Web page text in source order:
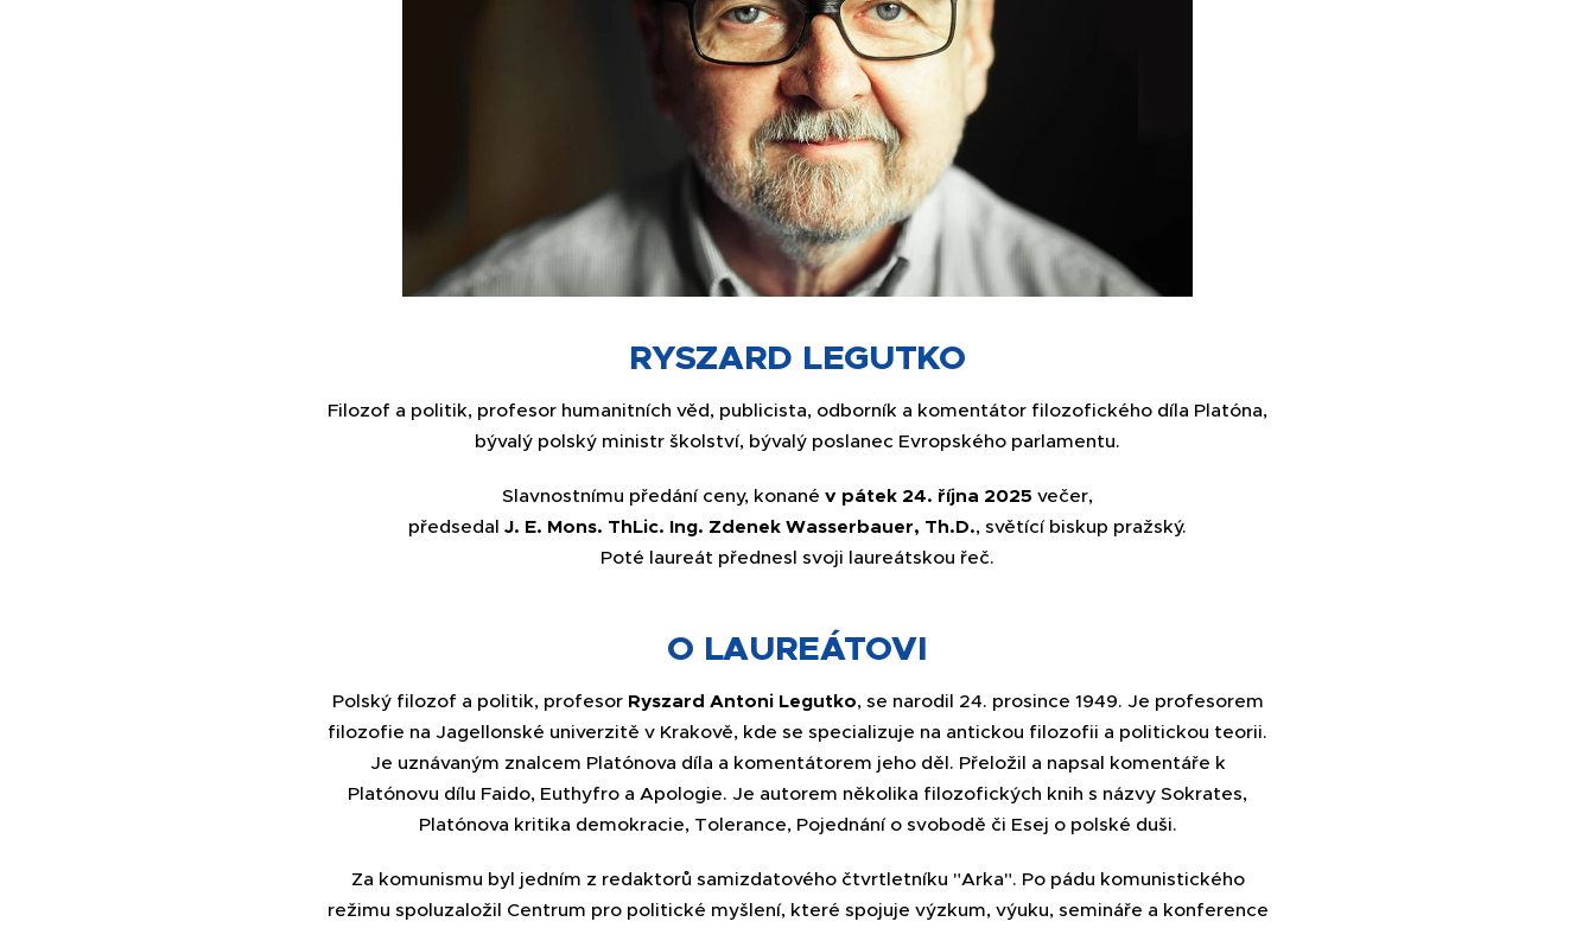
RYSZARD LEGUTKO
Filozof a politik, profesor humanitních věd, publicista, odborník a komentátor filozofického díla Platóna,
bývalý polský ministr školství, bývalý poslanec Evropského parlamentu.
Slavnostnímu předání ceny, konané v pátek 24. října 2025 večer,
předsedal J. E. Mons. ThLic. Ing. Zdenek Wasserbauer, Th.D., světící biskup pražský.
Poté laureát přednesl svoji laureátskou řeč.
O LAUREÁTOVI
Polský filozof a politik, profesor Ryszard Antoni Legutko, se narodil 24. prosince 1949. Je profesorem
filozofie na Jagellonské univerzitě v Krakově, kde se specializuje na antickou filozofii a politickou teorii.
Je uznávaným znalcem Platónova díla a komentátorem jeho děl. Přeložil a napsal komentáře k
Platónovu dílu Faido, Euthyfro a Apologie. Je autorem několika filozofických knih s názvy Sokrates,
Platónova kritika demokracie, Tolerance, Pojednání o svobodě či Esej o polské duši.
Za komunismu byl jedním z redaktorů samizdatového čtvrtletníku "Arka". Po pádu komunistického
režimu spoluzaložil Centrum pro politické myšlení, které spojuje výzkum, výuku, semináře a konference